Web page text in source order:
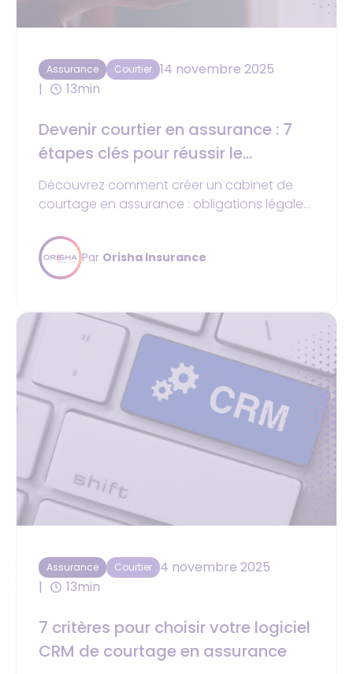
Assurance Courtier 14 novembre 2025
13min
Devenir courtier en assurance : 7
étapes clés pour réussir le
lancement de votre cabinet de
courtage
Découvrez comment créer un cabinet de
courtage en assurance : obligations légales,
pratiques pour bâtir une activité rentable et
durable.Par Orisha Insurance
Assurance Courtier
4 novembre 2025
13min
7 critères pour choisir votre logiciel
CRM de courtage en assurance